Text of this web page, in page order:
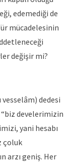
edemediği de
mücadelesinin
değişir mi?
dedesi
develerimizin
yani hesabı
çoluk
arzı geniş. Her